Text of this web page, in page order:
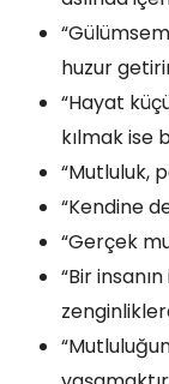
huzur
“Hayat
kılmak ise
“Mutluluk,
“Kendine
“Gerçek
“Bir